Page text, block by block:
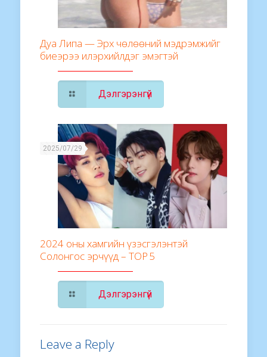
Дуа Липа — Эрх чөлөөний мэдрэмжийг
биеэрээ илэрхийлдэг эмэгтэй
Дэлгэрэнгүй
2025/07/29
2024 оны хамгийн үзэсгэлэнтэй
Солонгос эрчүүд – TOP 5
Дэлгэрэнгүй
Leave a Reply